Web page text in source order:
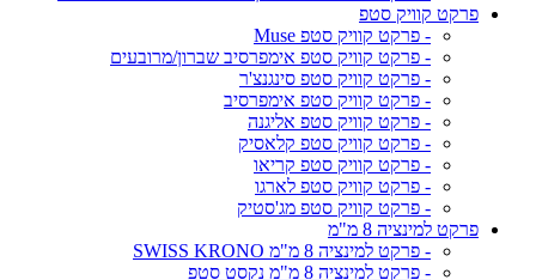
פרקט קוויק סטפ
- פרקט קוויק סטפ Muse
- פרקט קוויק סטפ אימפרסיב שברון/מרובעים
- פרקט קוויק סטפ סינגנצ'ר
- פרקט קוויק סטפ אימפרסיב
- פרקט קוויק סטפ אליגנה
- פרקט קוויק סטפ קלאסיק
- פרקט קוויק סטפ קריאו
- פרקט קוויק סטפ לארגו
- פרקט קוויק סטפ מג'סטיק
פרקט למינציה 8 מ"מ
- פרקט למינציה 8 מ"מ SWISS KRONO
- פרקט למינציה 8 מ"מ נקסט סטפ